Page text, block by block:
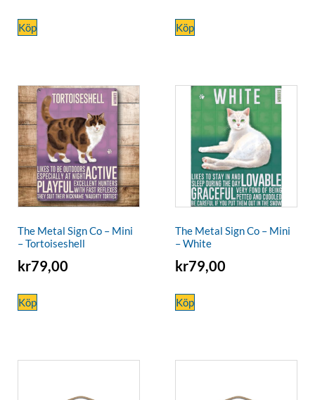
Köp Köp
The Metal Sign Co – Mini
– Tortoiseshell
kr79,00
Köp
The Metal Sign Co – Mini
– White
kr79,00
Köp